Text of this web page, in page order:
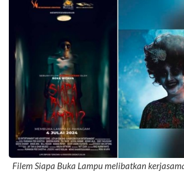
Filem Siapa Buka Lampu melibatkan